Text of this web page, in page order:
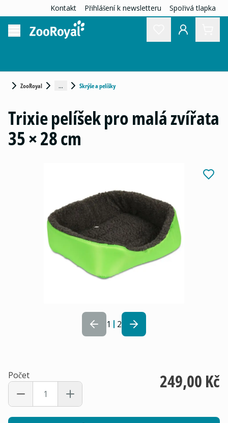
Kontakt Přihlášení k newsletteru Spořivá tlapka
ZooRoyal ... Skrýše a pelíšky
1 2
Trixie pelíšek pro malá zvířata
35 × 28 cm
Počet 249,00 Kč